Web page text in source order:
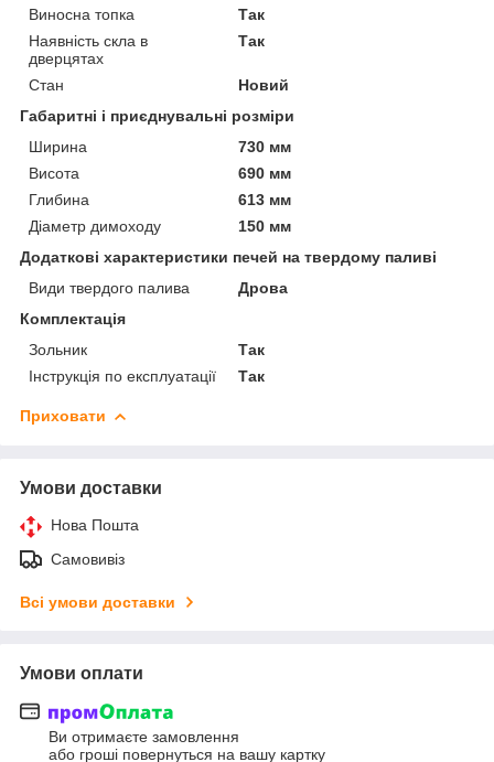
Виносна топка
Так
Наявність скла в
дверцятах
Так
Стан
Новий
Габаритні і приєднувальні розміри
Ширина
730 мм
Висота
690 мм
Глибина
613 мм
Діаметр димоходу
150 мм
Додаткові характеристики печей на твердому паливі
Види твердого палива
Дрова
Комплектація
Зольник
Так
Інструкція по експлуатації
Так
Приховати
Умови доставки
Нова Пошта
Самовивіз
Всі умови доставки
Умови оплати
Ви отримаєте замовлення
або гроші повернуться на вашу картку